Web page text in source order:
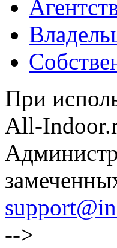
При
All-
-->